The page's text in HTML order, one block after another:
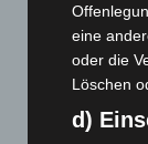
beschädigt
5. August 2026
Anklage nach
3. August 2026
eine
oder die
Löschen
d)